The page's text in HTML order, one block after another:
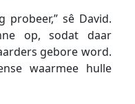
probeer,” sê David.
op, sodat daar
gebore word.
waarmee hulle